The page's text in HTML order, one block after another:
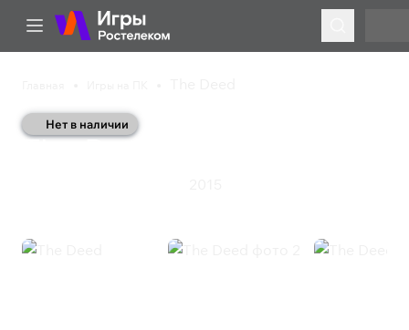
Нет в наличии
The Deed